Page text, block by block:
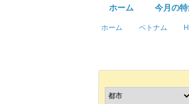
ホーム 今月の
ホーム ベトナム